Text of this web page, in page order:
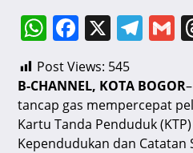
W
h
at
s
A
F
c
e
b
X T
e
gr
a
G
l
Post Views: 545
B-CHANNEL, KOTA BOGOR
tancap gas mempercepat
Kartu Tanda Penduduk
Kependudukan dan Catatan